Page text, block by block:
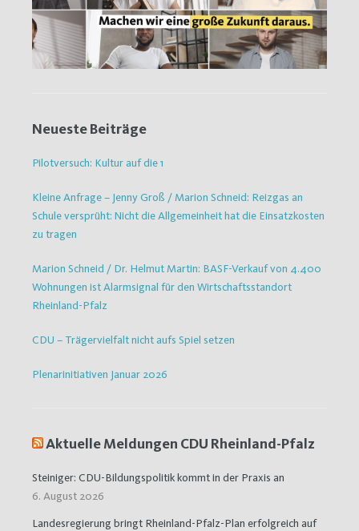
Neueste Beiträge
Pilotversuch: Kultur auf die 1
Kleine Anfrage – Jenny Groß / Marion Schneid: Reizgas an
Schule versprüht: Nicht die Allgemeinheit hat die Einsatzkosten
zu tragen
Marion Schneid / Dr. Helmut Martin: BASF-Verkauf von 4.400
Wohnungen ist Alarmsignal für den Wirtschaftsstandort
Rheinland-Pfalz
CDU – Trägervielfalt nicht aufs Spiel setzen
Plenarinitiativen Januar 2026
Aktuelle Meldungen CDU Rheinland-Pfalz
Steiniger: CDU-Bildungspolitik kommt in der Praxis an
6. August 2026
Landesregierung bringt Rheinland-Pfalz-Plan erfolgreich auf